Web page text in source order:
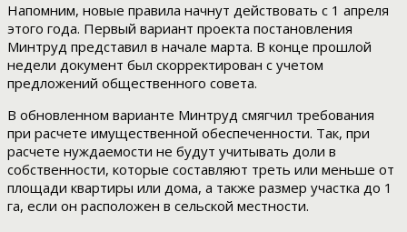
Напомним, новые правила начнут действовать с 1 апреля
этого года. Первый вариант проекта постановления
Минтруд представил в начале марта. В конце прошлой
недели документ был скорректирован с учетом
предложений общественного совета.
В обновленном варианте Минтруд смягчил требования
при расчете имущественной обеспеченности. Так, при
расчете нуждаемости не будут учитывать доли в
собственности, которые составляют треть или меньше от
площади квартиры или дома, а также размер участка до 1
га, если он расположен в сельской местности.